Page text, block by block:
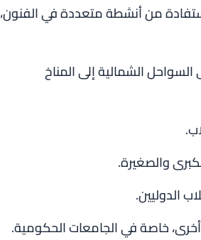
من أنشطة متعددة في الفنون،
السواحل الشمالية إلى المناخ
والصغيرة.
الدوليين.
خاصة في الجامعات الحكومية.